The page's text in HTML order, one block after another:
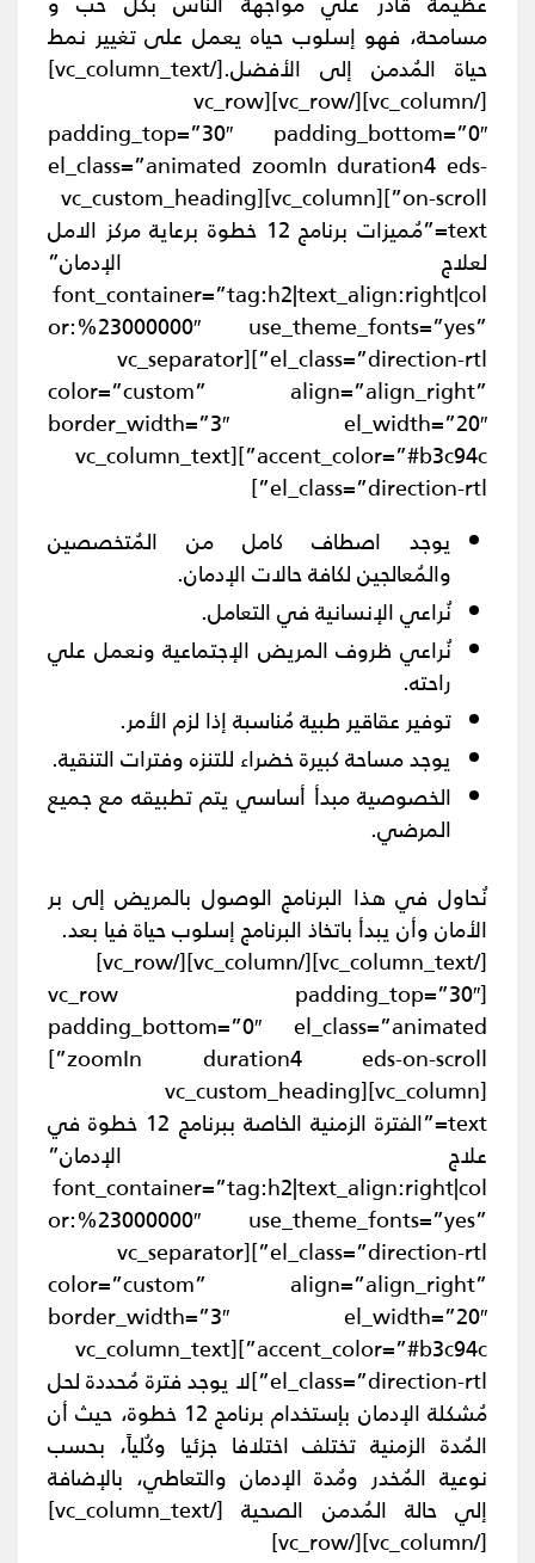
مسامحة، فهو إسلوب حياه يعمل على تغيير نمط
حياة المُدمن إلى الأفضل. [/vc_column_text]
[/vc_column][/vc_row][vc_row
padding_top=”30″ padding_bottom=”0″
el_class=”animated zoomIn duration4 eds-
on-scroll”][vc_column][vc_custom_heading
text=”مُميزات برنامج 12 خطوة برعاية مركز الامل
لعلاج الإدمان”
font_container=”tag:h2|text_align:right|col
or:%23000000″ use_theme_fonts=”yes”
el_class=”direction-rtl”][vc_separator
color=”custom” align=”align_right”
border_width=”3″ el_width=”20″
accent_color=”#b3c94c”][vc_column_text
el_class=”direction-rtl”]
يوجد اصطاف كامل من المُتخصصين
والمُعالجين لكافة حالاتالإدمان.
نُراعي الإنسانية في التعامل.
نُراعي ظروف المريض الإجتماعية ونعمل علي
راحته.
توفير عقاقير طبية مُناسبة إذا لزم الأمر.
يوجد مساحة كبيرة خضراء للتنزه وفترات التنقية.
الخصوصية مبدأ أساسي يتم تطبيقه مع جميع
المرضي.
نُحاول في هذا البرنامج الوصول بالمريض إلى بر
الأمان وأن يبدأ باتخاذ البرنامج إسلوب حياة فيا بعد.
[/vc_column_text][/vc_column][/vc_row]
[vc_row padding_top=”30″
padding_bottom=”0″ el_class=”animated
zoomIn duration4 eds-on-scroll”]
[vc_column][vc_custom_heading
text=”الفترة الزمنية الخاصة ببرنامج 12 خطوة في
علاج الإدمان”
font_container=”tag:h2|text_align:right|col
or:%23000000″ use_theme_fonts=”yes”
el_class=”direction-rtl”][vc_separator
color=”custom” align=”align_right”
border_width=”3″ el_width=”20″
accent_color=”#b3c94c”][vc_column_text
el_class=”direction-rtl”] لا يوجد فترة مُحددة لحل
مُشكلة الإدمان بإستخدام برنامج 12 خطوة، حيث أن
المُدة الزمنية تختلف اختلافا جزئيا وكُلياً، بحسب
نوعية المُخدر ومُدة الإدمان والتعاطي، بالإضافة
إلي حالة المُدمن الصحية [/vc_column_text]
[/vc_column][/vc_row]